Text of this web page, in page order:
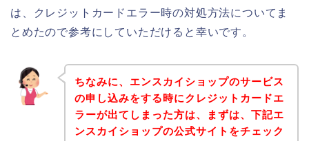
は、クレジットカードエラー時の対処方法についてま
とめたので参考にしていただけると幸いです。
ちなみに、エンスカイショップのサービス
の申し込みをする時にクレジットカードエ
ラーが出てしまった方は、まずは、下記エ
ンスカイショップの公式サイトをチェック